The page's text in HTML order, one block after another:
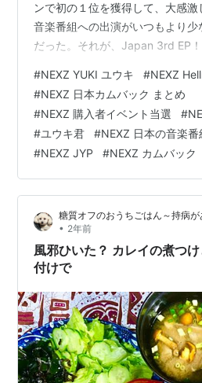
ンで初の１位を獲得して、大感激
音楽番組への出演がいつもより
だった。それが、Japan 3rd EP
らせが！ もくじ 5月12日 Japan
表 「Hellmate」発売は6月24日
募 Mmchk photoshoot＆Concept
応援団発足 HYPEMAN …
#NEXZ YUKI ユウキ #NEXZ
#NEXZ 日本カムバック まとめ
#NEXZ 購入者イベント当選 #
#ユウキ君 #NEXZ 日本の音楽
#NEXZ JYP #NEXZ カムバック
糖質オフのおうちごはん～持病
• 2年前
風邪ひいた？ カレイの煮つ
付けで